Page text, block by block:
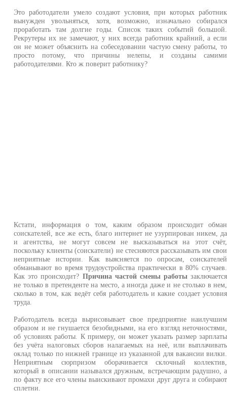
Это работодатели умело создают условия, при которых работник
вынужден увольняться, хотя, возможно, изначально собирался
проработать там долгие годы. Список таких событий большой.
Рекрутеры их не замечают, у них всегда работник крайний, а если
он не может объяснить на собеседовании частую смену работы, то
просто потому, что причины нелепы, и созданы самими
работодателями. Кто ж поверит работнику?
Кстати, информация о том, каким образом происходит обман
соискателей, все же есть, благо интернет не узурпирован никем, да
и агентства, не могут совсем не высказываться на этот счёт,
поскольку клиенты (соискатели) не стесняются рассказывать им свои
неприятные истории. Как выясняется по опросам, соискателей
обманывают во время трудоустройства практически в 80% случаев.
Как это происходит? Причина частой смены работы заключается
не только в претенденте на место, а иногда даже и не столько в нем,
сколько в том, как ведёт себя работодатель и какие создает условия
труда.
Работодатель всегда вырисовывает свое предприятие наилучшим
образом и не гнушается безобидными, на его взгляд неточностями,
об условиях работы. К примеру, он может указать размер зарплаты
без учёта налоговых сборов налагаемых на неё, или выплачивать
оклад только по нижней границе из указанной для вакансии вилки.
Неприятным сюрпризом оборачивается склочный коллектив,
который в описании назывался дружным, встречающим радушно, а
по факту все его члены выискивают промахи друг друга и собирают
сплетни.